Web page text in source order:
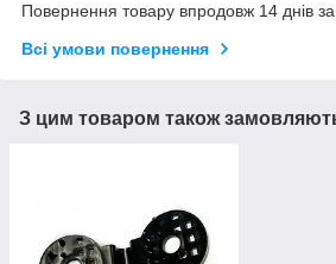
Повернення товару впродовж 14 днів
Всі умови повернення
З цим товаром також